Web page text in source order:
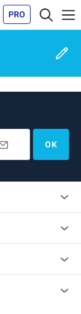
PRO
OK